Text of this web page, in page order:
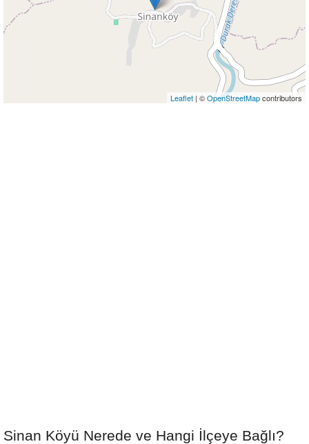
Leaflet | ©OpenStreetMapcontributors
Sinan Köyü Nerede ve Hangi İlçeye Bağlı?